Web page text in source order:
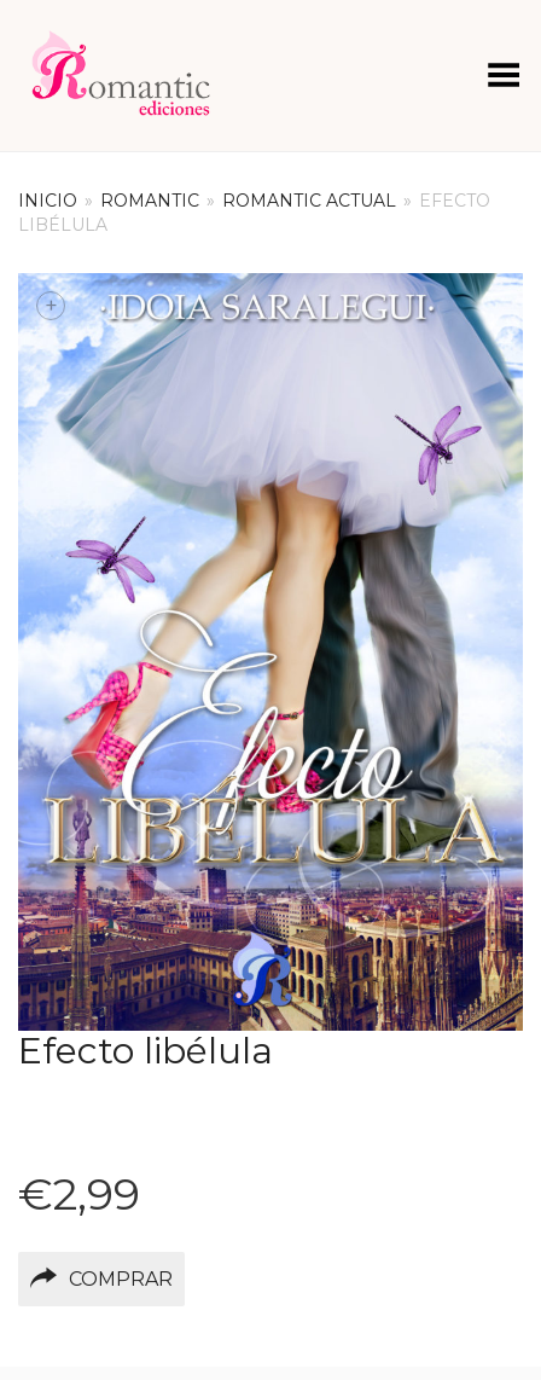
Menú
INICIO » ROMANTIC » ROMANTIC ACTUAL » EFECTO
LIBÉLULA
+
Efecto libélula
€2,99
COMPRAR